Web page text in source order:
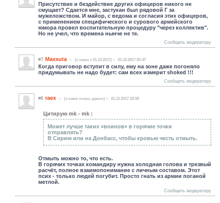
Присутствие и бездействие других офицеров никого не
смущает? Сдается мне, застукан был рядовой Г за
мужеложством. И майор, с ведома и согласия этих офицеров,
с применением специфического и сурового армейского
юмора провел воспитательную процедуру "через коллектив".
Но не учел, что времена нынче не те.
Сообщить модератору
#7 Maxxuta (c нами с 01.12.2017) 01.12.2017 20:47
Когда приговор вступит в силу, ему на зоне даже погоняло
придумывать не надо будет: сам всех измерит shoked !!!
Сообщить модератору
#6 raex (c нами очень давно) 01.12.2017 18:08
Цитирую mk - mk :
Может лучше таких «воинов» в горячие точки
отправлять?
В Сирию или на Донбасс, чтобы кровью честь отмыть.
Отмыть можно то, что есть.
В горячих точках командиру нужна холодная голова и трезвый
расчёт, полное взаимопонимание с личным составом. Этот
псих - только людей погубит. Просто гнать из армии поганой
метлой.
Сообщить модератору